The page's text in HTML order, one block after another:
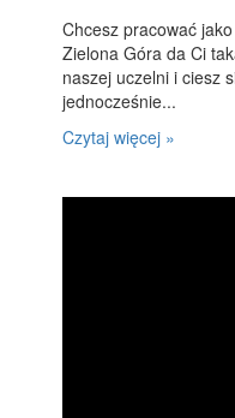
Chcesz pracować
Zielona Góra da Ci
naszej uczelni i ciesz
jednocześnie...
Czytaj więcej »